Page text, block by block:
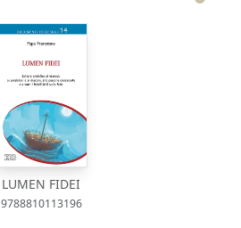
LUMEN FIDEI
9788810113196